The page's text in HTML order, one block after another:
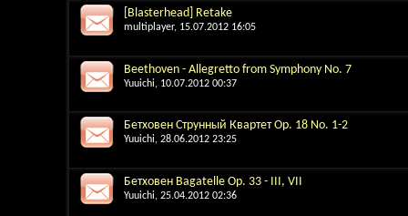
[Blasterhead] Retake
multiplayer, 15.07.2012 16:05
Beethoven - Allegretto from Symphony No. 7
Yuuichi, 10.07.2012 00:37
Бетховен Струнный Квартет Op. 18 No. 1-2
Yuuichi, 28.06.2012 23:25
Бетховен Bagatelle Op. 33 - III, VII
Yuuichi, 25.04.2012 02:36